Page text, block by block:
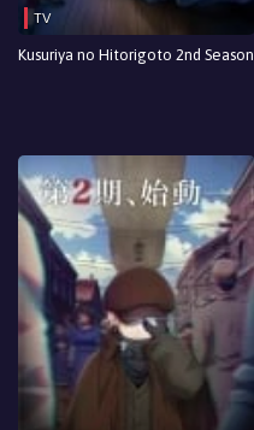
TV
Kusuriya no Hitorigoto 2nd Season